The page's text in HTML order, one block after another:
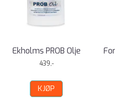
Ekholms PROB Olje
439,-
KJØP